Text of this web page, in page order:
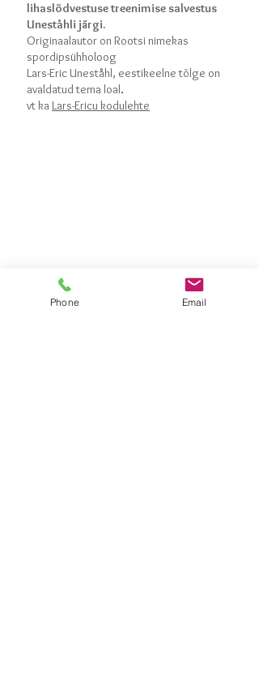
lihaslõdvestuse treenimise salvestus
Uneståhli järgi.
Originaalautor on Rootsi nimekas
spordipsühholoog
Lars-Eric Uneståhl, eestikeelne tõlge on
avaldatud tema loal.
vt ka Lars-Ericu kodulehte
Phone Email